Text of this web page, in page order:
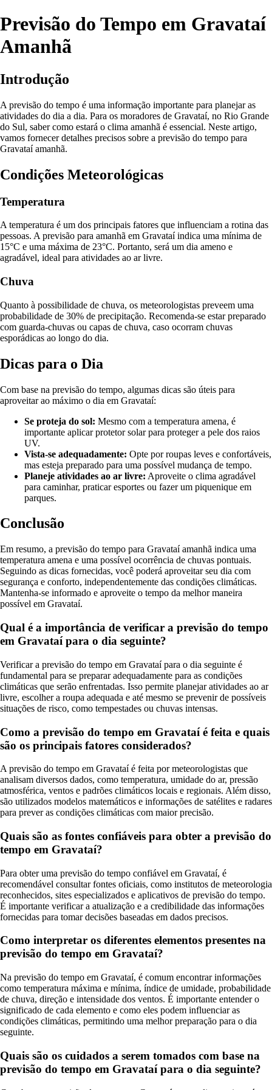
Previsão do Tempo em Gravataí
Amanhã
Introdução
A previsão do tempo é uma informação importante para planejar as
atividades do dia a dia. Para os moradores de Gravataí, no Rio Grande
do Sul, saber como estará o clima amanhã é essencial. Neste artigo,
vamos fornecer detalhes precisos sobre a previsão do tempo para
Gravataí amanhã.
Condições Meteorológicas
Temperatura
A temperatura é um dos principais fatores que influenciam a rotina das
pessoas. A previsão para amanhã em Gravataí indica uma mínima de
15°C e uma máxima de 23°C. Portanto, será um dia ameno e
agradável, ideal para atividades ao ar livre.
Chuva
Quanto à possibilidade de chuva, os meteorologistas preveem uma
probabilidade de 30% de precipitação. Recomenda-se estar preparado
com guarda-chuvas ou capas de chuva, caso ocorram chuvas
esporádicas ao longo do dia.
Dicas para o Dia
Com base na previsão do tempo, algumas dicas são úteis para
aproveitar ao máximo o dia em Gravataí:
Se proteja do sol: Mesmo com a temperatura amena, é
importante aplicar protetor solar para proteger a pele dos raios
UV.
Vista-se adequadamente: Opte por roupas leves e confortáveis,
mas esteja preparado para uma possível mudança de tempo.
Planeje atividades ao ar livre: Aproveite o clima agradável
para caminhar, praticar esportes ou fazer um piquenique em
parques.
Conclusão
Em resumo, a previsão do tempo para Gravataí amanhã indica uma
temperatura amena e uma possível ocorrência de chuvas pontuais.
Seguindo as dicas fornecidas, você poderá aproveitar seu dia com
segurança e conforto, independentemente das condições climáticas.
Mantenha-se informado e aproveite o tempo da melhor maneira
possível em Gravataí.
Qual é a importância de verificar a previsão do tempo
em Gravataí para o dia seguinte?
Verificar a previsão do tempo em Gravataí para o dia seguinte é
fundamental para se preparar adequadamente para as condições
climáticas que serão enfrentadas. Isso permite planejar atividades ao ar
livre, escolher a roupa adequada e até mesmo se prevenir de possíveis
situações de risco, como tempestades ou chuvas intensas.
Como a previsão do tempo em Gravataí é feita e quais
são os principais fatores considerados?
A previsão do tempo em Gravataí é feita por meteorologistas que
analisam diversos dados, como temperatura, umidade do ar, pressão
atmosférica, ventos e padrões climáticos locais e regionais. Além disso,
são utilizados modelos matemáticos e informações de satélites e radares
para prever as condições climáticas com maior precisão.
Quais são as fontes confiáveis para obter a previsão do
tempo em Gravataí?
Para obter uma previsão do tempo confiável em Gravataí, é
recomendável consultar fontes oficiais, como institutos de meteorologia
reconhecidos, sites especializados e aplicativos de previsão do tempo.
É importante verificar a atualização e a credibilidade das informações
fornecidas para tomar decisões baseadas em dados precisos.
Como interpretar os diferentes elementos presentes na
previsão do tempo em Gravataí?
Na previsão do tempo em Gravataí, é comum encontrar informações
como temperatura máxima e mínima, índice de umidade, probabilidade
de chuva, direção e intensidade dos ventos. É importante entender o
significado de cada elemento e como eles podem influenciar as
condições climáticas, permitindo uma melhor preparação para o dia
seguinte.
Quais são os cuidados a serem tomados com base na
previsão do tempo em Gravataí para o dia seguinte?